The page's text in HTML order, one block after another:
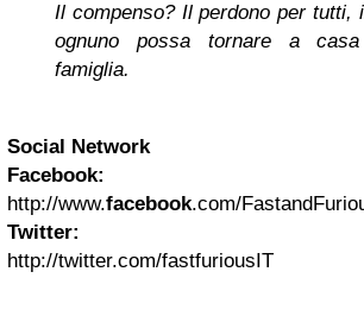
Il compenso? Il perdono per tutti,
ognuno possa tornare a
famiglia.
Social Network
Facebook:
http://www.facebook.com/
Twitter:
http://twitter.com/fastfuriousIT